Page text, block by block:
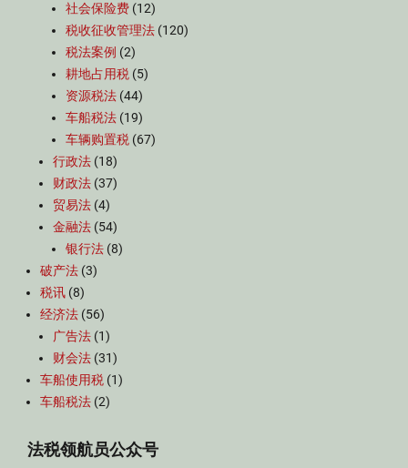
社会保险费 (12)
税收征收管理法 (120)
税法案例 (2)
耕地占用税 (5)
资源税法 (44)
车船税法 (19)
车辆购置税 (67)
行政法 (18)
财政法 (37)
贸易法 (4)
金融法 (54)
银行法 (8)
破产法 (3)
税讯 (8)
经济法 (56)
广告法 (1)
财会法 (31)
车船使用税 (1)
车船税法 (2)
法税领航员公众号